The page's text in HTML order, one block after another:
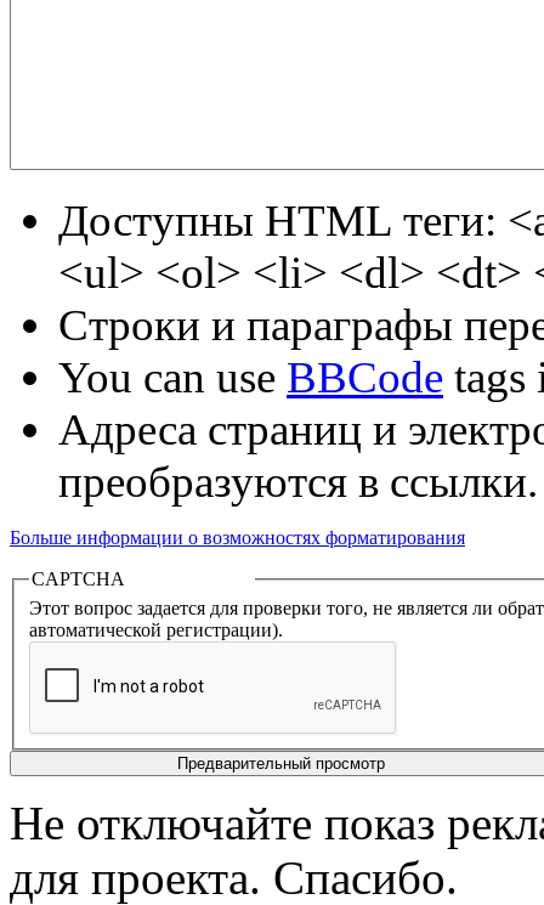
Доступны HTML теги:
<ul> <ol> <li> <dl> <dt>
Строки и параграфы
You can use BBCode tags
Адреса страниц и
преобразуются в ссылки.
Больше информации о возможностях форматирования
CAPTCHA
Этот вопрос задается для проверки того, не является ли
автоматической регистрации).
Не отключайте показ
для проекта. Спасибо.